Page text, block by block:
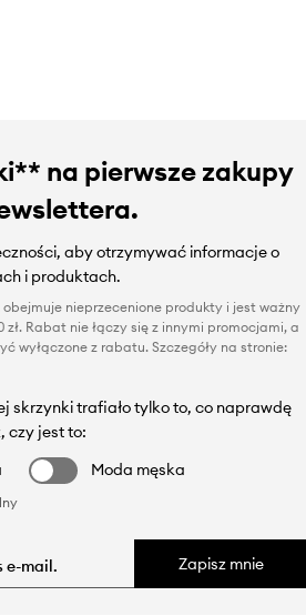
na pierwsze zakupy
aby otrzymywać informacje o
i produktach.
nieprzecenione produkty i jest ważny
Rabat nie łączy się z innymi promocjami, a
wyłączone z rabatu. Szczegóły na stronie:
skrzynki trafiało tylko to, co naprawdę
czy jest to:
Moda męska
Zapisz mnie